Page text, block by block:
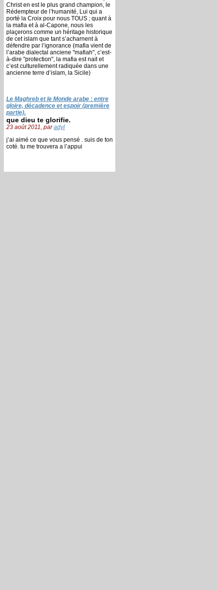
Christ en est le plus grand champion, le
Rédempteur de l’humanité, Lui qui a
porté la Croix pour nous TOUS ; quant à
la mafia et à al-Capone, nous les
plaçerons comme un héritage historique
de cet islam que tant s’acharnent à
défendre par l’ignorance (mafia vient de
l’arabe dialectal anciene "mafiah", c’est-
à-dire "protection", la mafia est nait et
c’est culturellement radiquée dans une
ancienne terre d’islam, la Sicile)
Le Maghreb et le Monde arabe : entre
gloire, décadence et espoir (première
partie).
que dieu te glorifie.
23 août 2011, paradyl
j’ai aimé ce que vous pensé . suis de ton
coté. tu me trouvera a l’appui